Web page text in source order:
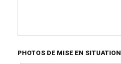
PHOTOS DE MISE EN SITUATION